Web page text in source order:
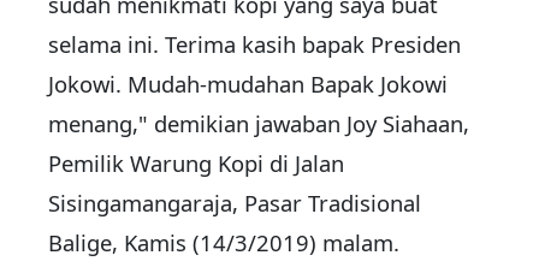
selama ini. Terima kasih bapak Presiden
Jokowi. Mudah-mudahan Bapak Jokowi
menang," demikian jawaban Joy Siahaan,
Pemilik Warung Kopi di Jalan
Sisingamangaraja, Pasar Tradisional
Balige, Kamis (14/3/2019) malam.